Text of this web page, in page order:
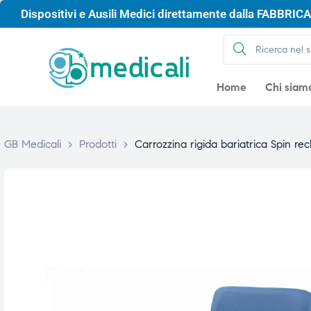
Dispositivi e Ausili Medici direttamente dalla
Home Chi
GB Medicali > Prodotti > Carrozzina rigida bariatrica Spin